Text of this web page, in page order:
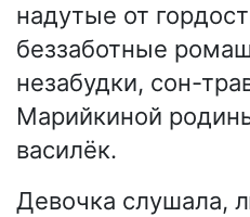
надутые от
беззаботные
незабудки, сон-
Марийкиной
василёк.
Девочка слушала,